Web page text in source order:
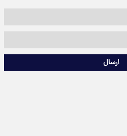
ارسال